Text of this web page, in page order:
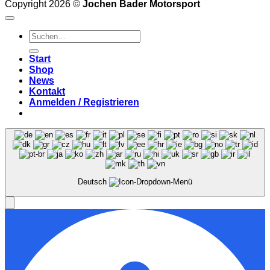
Copyright 2026 © Jochen Bader Motorsport
Suchen
nach:
Start
Shop
News
Kontakt
Anmelden / Registrieren
Deutsch